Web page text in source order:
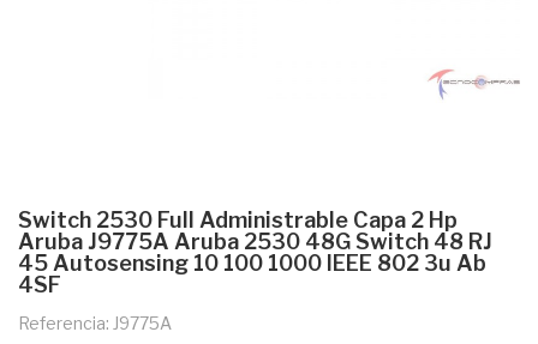
Switch 2530 Full Administrable Capa 2 Hp
Aruba J9775A Aruba 2530 48G Switch 48 RJ
45 Autosensing 10 100 1000 IEEE 802 3u Ab
4SF
Referencia: J9775A